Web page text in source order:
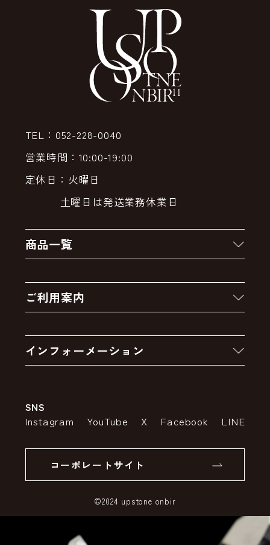
TEL：052-228-0040
営業時間：10:00-19:00
定休日：火曜日
土曜日は発送業務休業日
商品一覧
クーポン
卸販売・大量注文
アウトレットセール
ご利用案内
お支払いについて
インフォーメーション
特定商取引法の表示
SSLサーバー証明書とは
SNS
Instagram YouTube X Facebook LINE
コーポレートサイト
©2024 upstone onbir